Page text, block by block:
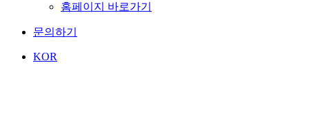
홈페이지 바로가기
문의하기
KOR